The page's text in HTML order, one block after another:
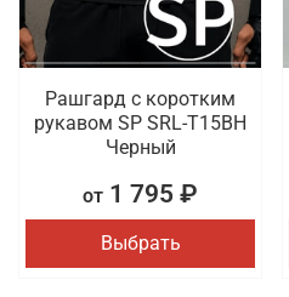
Рашгард с коротким
рукавом SP SRL-T15BH
Черный
от 1 795 ₽
Выбрать